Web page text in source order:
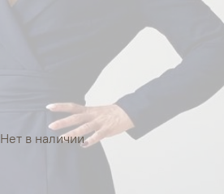
Нет в наличии